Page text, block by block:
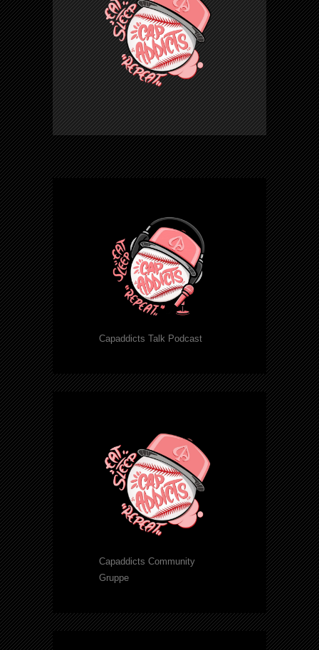
Capaddicts Talk Podcast
Capaddicts Community
Gruppe